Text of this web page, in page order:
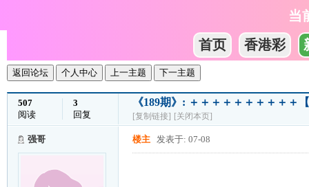
当
首页
香港彩
返回论坛 个人中心 上一主题 下一主题
507
阅读
3
回复
《189期》: ＋＋＋＋＋＋＋＋＋
[复制链接] [关闭本页]
强哥 楼主 发表于: 07-08